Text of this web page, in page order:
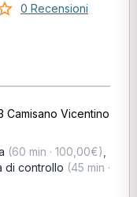
0 Recensioni
Camisano Vicentino
(60 min · 100,00€)
di controllo (45 min ·